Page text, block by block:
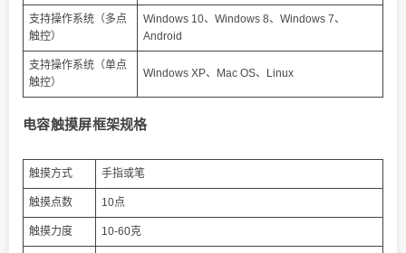
支持操作系统（多点
触控）
Windows 10、Windows 8、Windows 7、
Android
支持操作系统（单点
触控）
Windows XP、Mac OS、Linux
电容触摸屏框架规格
触摸方式 手指或笔
触摸点数 10点
触摸力度 10-60克